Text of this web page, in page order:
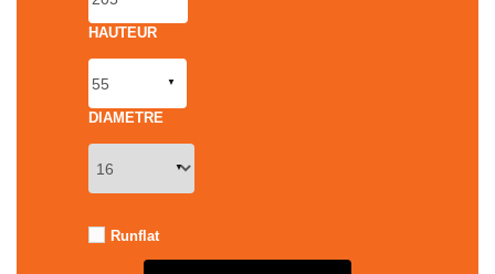
HAUTEUR
DIAMETRE
Runflat